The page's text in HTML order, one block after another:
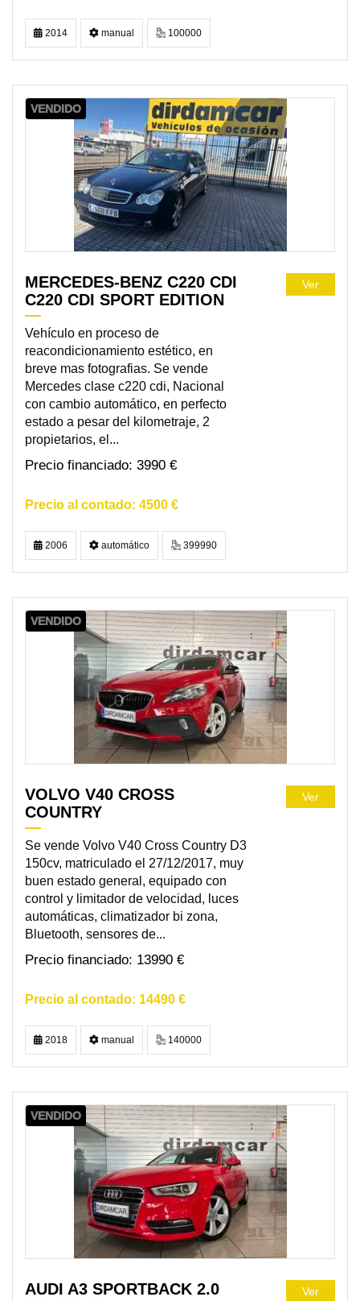
2014 manual 100000
VENDIDO
MERCEDES-BENZ C220 CDI
C220 CDI SPORT EDITION
Vehículo en proceso de
reacondicionamiento estético, en
breve mas fotografias. Se vende
Mercedes clase c220 cdi, Nacional
con cambio automático, en perfecto
estado a pesar del kilometraje, 2
propietarios, el...
3990 €
4500 €
Ver
2006 automático 399990
VENDIDO
VOLVO V40 CROSS
COUNTRY
Se vende Volvo V40 Cross Country D3
150cv, matriculado el 27/12/2017, muy
buen estado general, equipado con
control y limitador de velocidad, luces
automáticas, climatizador bi zona,
Bluetooth, sensores de...
13990 €
14490 €
Ver
2018 manual 140000
VENDIDO
AUDI A3 SPORTBACK 2.0
Ver